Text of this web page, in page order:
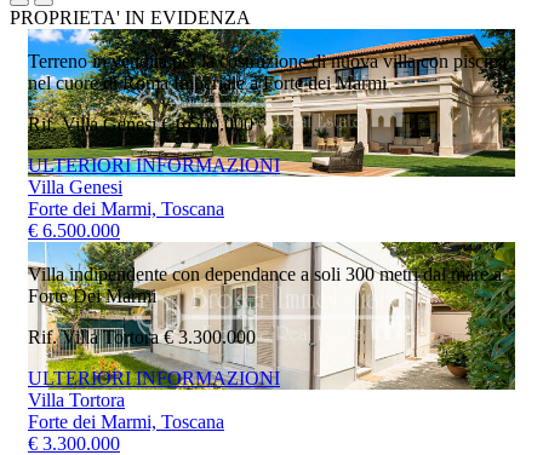
PROPRIETA' IN EVIDENZA
Terreno in vendita per la costruzione di nuova villa con piscina
nel cuore di Roma Imperiale a Forte dei Marmi
Rif. Villa Genesi€ 6.500.000
ULTERIORI INFORMAZIONI
Villa Genesi
Forte dei Marmi, Toscana
€ 6.500.000
Villa indipendente con dependance a soli 300 metri dal mare a
Forte Dei Marmi
Rif. Villa Tortora€ 3.300.000
ULTERIORI INFORMAZIONI
Villa Tortora
Forte dei Marmi, Toscana
€ 3.300.000